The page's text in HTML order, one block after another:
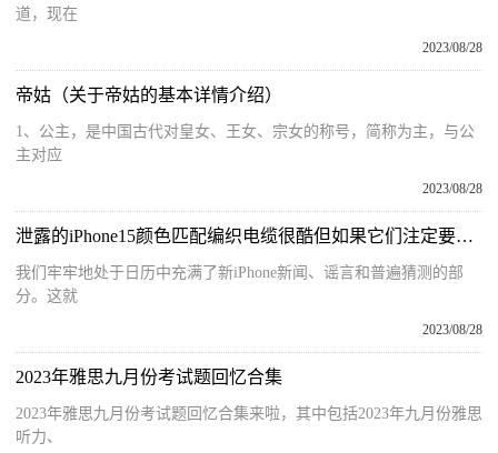
道，现在
2023/08/28
帝姑（关于帝姑的基本详情介绍）
1、公主，是中国古代对皇女、王女、宗女的称号，简称为主，与公
主对应
2023/08/28
泄露的iPhone15颜色匹配编织电缆很酷但如果它们注定要用于新的iMac呢
我们牢牢地处于日历中充满了新iPhone新闻、谣言和普遍猜测的部
分。这就
2023/08/28
2023年雅思九月份考试题回忆合集
2023年雅思九月份考试题回忆合集来啦，其中包括2023年九月份雅思
听力、